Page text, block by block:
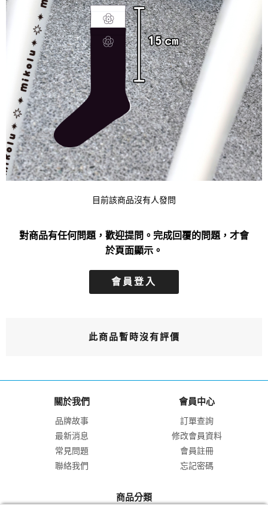
目前該商品沒有人發問
對商品有任何問題，歡迎提問。完成回覆的問題，才會
於頁面顯示。
會員登入
此商品暫時沒有評價
關於我們
品牌故事
最新消息
常見問題
聯絡我們
會員中心
訂單查詢
修改會員資料
會員註冊
忘記密碼
商品分類